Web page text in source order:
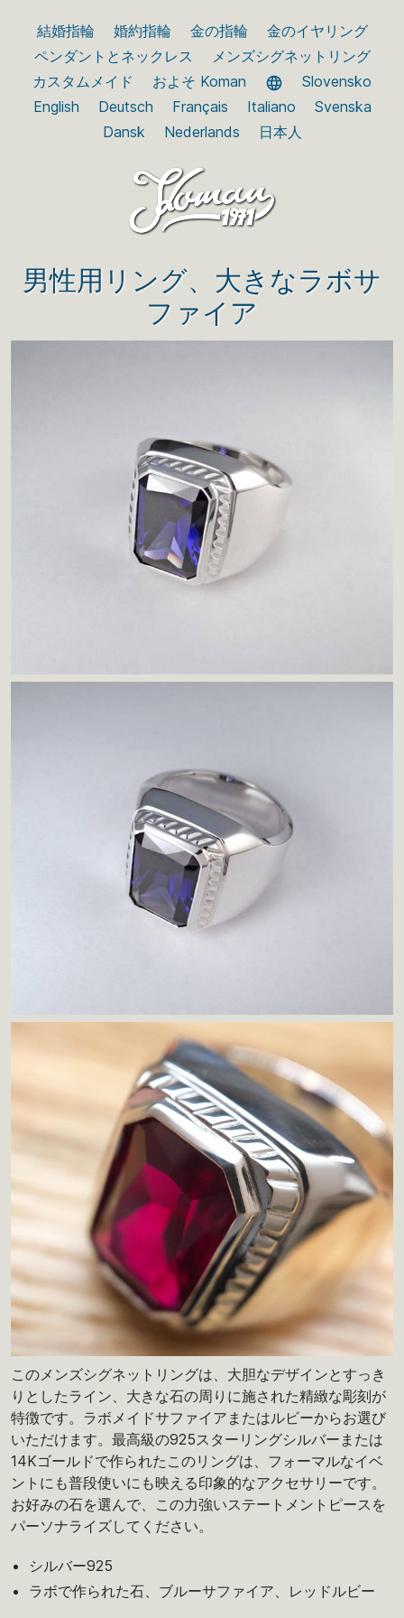
結婚指輪 婚約指輪 金の指輪
金のイヤリング
ペンダントとネックレス
メンズシグネットリング
カスタムメイド
およそ Koman
Slovensko
English
Deutsch Français Italiano
Svenska
Dansk
Nederlands 日本人
男性用リング、大きなラボサ
ファイア
このメンズシグネットリングは、大胆なデザインとすっき
りとしたライン、大きな石の周りに施された精緻な彫刻が
特徴です。ラボメイドサファイアまたはルビーからお選び
いただけます。最高級の925スターリングシルバーまたは
14Kゴールドで作られたこのリングは、フォーマルなイベ
ントにも普段使いにも映える印象的なアクセサリーです。
お好みの石を選んで、この力強いステートメントピースを
パーソナライズしてください。
シルバー925
ラボで作られた石、ブルーサファイア、レッドルビー